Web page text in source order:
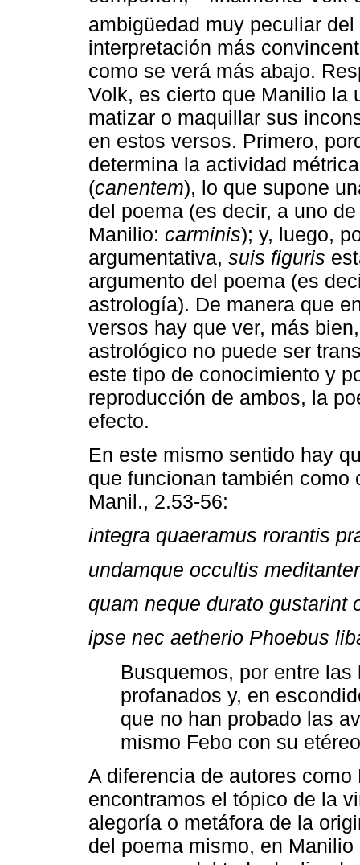
ambigüedad muy peculiar
interpretación más
como se verá más abajo.
Volk, es cierto que Manilio la
matizar o maquillar sus
en estos versos. Primero,
determina la actividad
(canentem), lo que supone
del poema (es decir, a uno
Manilio: carminis); y, luego,
argumentativa, suis figuris
argumento del poema (es
astrología). De manera que
versos hay que ver, más
astrológico no puede ser
este tipo de conocimiento y
reproducción de ambos, la
efecto.
En este mismo sentido hay
que funcionan también
Manil., 2.53-56:
integra quaeramus rorantis
undamque occultis
quam neque durato gustarint
ipse nec aetherio Phoebus
Busquemos, por entre
profanados y, en
que no han probado las
mismo Febo con su
A diferencia de autores
encontramos el tópico de la
alegoría o metáfora de la
del poema mismo, en